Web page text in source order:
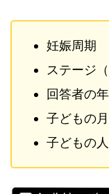
妊娠周期
ステージ
回答者の
子どもの
子どもの